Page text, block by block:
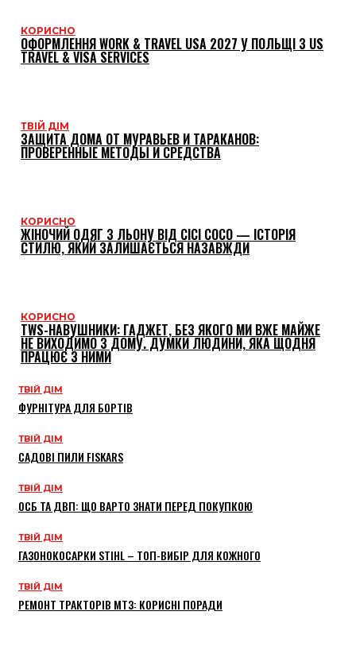
КОРИСНО
ОФОРМЛЕННЯ WORK & TRAVEL USA 2027 У ПОЛЬЩІ З US
TRAVEL & VISA SERVICES
ТВІЙ ДІМ
ЗАЩИТА ДОМА ОТ МУРАВЬЕВ И ТАРАКАНОВ:
ПРОВЕРЕННЫЕ МЕТОДЫ И СРЕДСТВА
КОРИСНО
ЖІНОЧИЙ ОДЯГ З ЛЬОНУ ВІД CICI COCO — ІСТОРІЯ
СТИЛЮ, ЯКИЙ ЗАЛИШАЄТЬСЯ НАЗАВЖДИ
КОРИСНО
TWS-НАВУШНИКИ: ГАДЖЕТ, БЕЗ ЯКОГО МИ ВЖЕ МАЙЖЕ
НЕ ВИХОДИМО З ДОМУ. ДУМКИ ЛЮДИНИ, ЯКА ЩОДНЯ
ПРАЦЮЄ З НИМИ
ТВІЙ ДІМ
ФУРНІТУРА ДЛЯ БОРТІВ
ТВІЙ ДІМ
САДОВІ ПИЛИ FISKARS
ТВІЙ ДІМ
ОСБ ТА ДВП: ЩО ВАРТО ЗНАТИ ПЕРЕД ПОКУПКОЮ
ТВІЙ ДІМ
ГАЗОНОКОСАРКИ STIHL – ТОП-ВИБІР ДЛЯ КОЖНОГО
ТВІЙ ДІМ
РЕМОНТ ТРАКТОРІВ МТЗ: КОРИСНІ ПОРАДИ